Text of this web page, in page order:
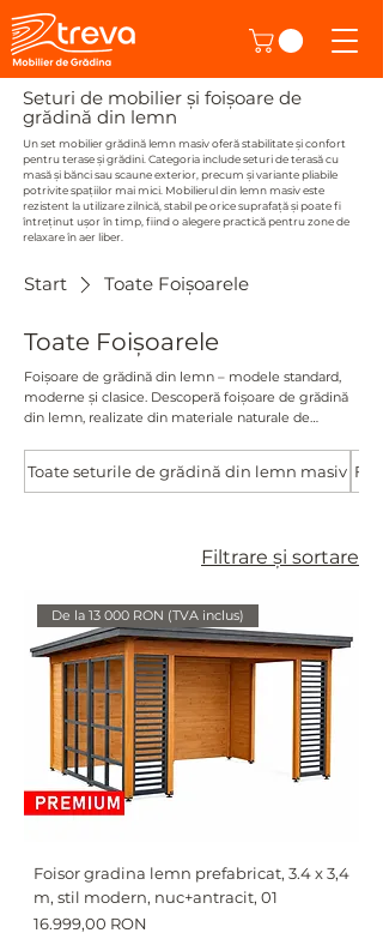
Seturi de mobilier și foișoare de
grădină din lemn
Un set mobilier grădină lemn masiv oferă stabilitate și confort
pentru terase și grădini. Categoria include seturi de terasă cu
masă și bănci sau scaune exterior, precum și variante pliabile
potrivite spațiilor mai mici. Mobilierul din lemn masiv este
rezistent la utilizare zilnică, stabil pe orice suprafață și poate fi
întreținut ușor în timp, fiind o alegere practică pentru zone de
relaxare în aer liber.
Start Toate Foișoarele
Toate Foișoarele
Foișoare de grădină din lemn – modele standard,
moderne și clasice. Descoperă foișoare de grădină
din lemn, realizate din materiale naturale de
montat, disponibile în mai multe dimensiuni,
Toate seturile de grădină din lemn masiv
Filtrare și sortare
De la 13 000 RON (TVA inclus)
Foisor gradina lemn prefabricat, 3.4 x 3,4
m, stil modern, nuc+antracit, 01
Preț
16.999,00 RON